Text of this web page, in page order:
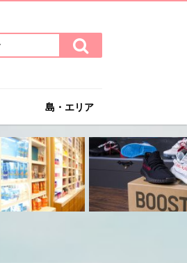
検
索
す
島・エリア